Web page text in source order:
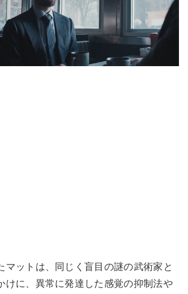
マットは、同じく盲目の謎の武術家と
けに、異常に発達した感覚の抑制法や